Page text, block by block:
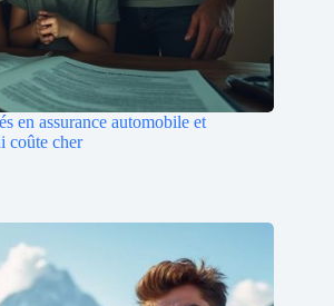
en assurance automobile et
coûte cher